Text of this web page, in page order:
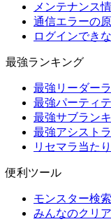
メンテナンス
通信エラーの
ログインでき
最強ランキング
最強リーダー
最強パーティ
最強サブラン
最強アシスト
リセマラ当た
便利ツール
モンスター検
みんなのクリ